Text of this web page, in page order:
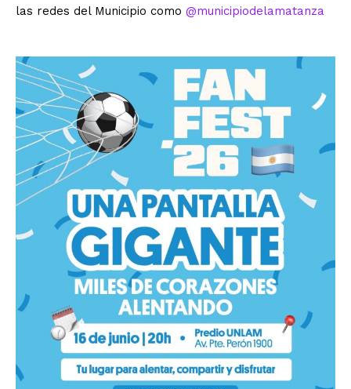
las redes del Municipio como @municipiodelamatanza